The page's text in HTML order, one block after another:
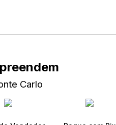
Carlo